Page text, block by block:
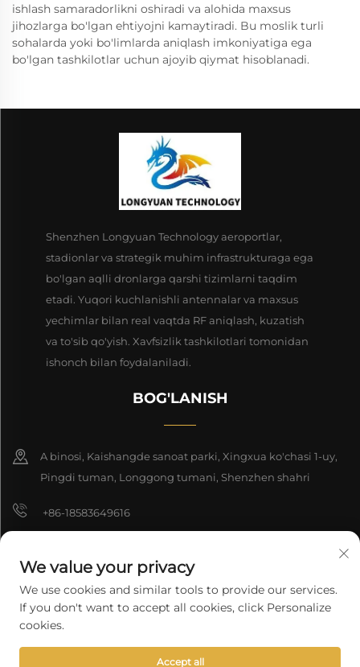
ishlash samaradorlikni oshiradi va alohida maxsus
jihozlarga bo'lgan ehtiyojni kamaytiradi. Bu moslik turli
sohalarda yoki bo'limlarda aniqlash imkoniyatiga ega
bo'lgan tashkilotlar uchun ajoyib qiymat hisoblanadi.
Shenzhen Longyuan Technology aeroportlar,
stadionlar va strategik muhim infrastrukturaga ega
bo'lgan aqlli dronlarga qarshi tizimlarni taqdim
etadi. Yuqori kuchlanishli antennalar va maxsus
yechimlar bilan real vaqtda RF aniqlash, kuzatish
va to'sib qo'yish. Xavfsizlik tashkilotlari tomonidan
ishonch bilan foydalaniladi.
BOG'LANISH
A binosi, Kaishangde sanoat parki, Xingxua ko'chasi 1-uy,
Pingdi tuman, Longgong tumani, Shenzhen shahri
+86-18583649616
8618165761396
Nashr huquqi 2025 Shenzhen Longyuan Texnologiya Kompaniyasi
cheklangan. Barcha huquqlar himoyalangan.
We value your privacy
We use cookies and similar tools to provide our services.
If you don't want to accept all cookies, click Personalize
cookies.
Accept all